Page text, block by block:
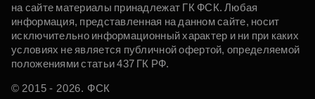
на сайте материалы принадлежат ГК ФСК. Любая
информация, представленная на данном сайте, носит
исключительно информационный характер и ни при каких
условиях не является публичной офертой, определяемой
положениями статьи 437 ГК РФ.
© 2015 - 2026. ФСК